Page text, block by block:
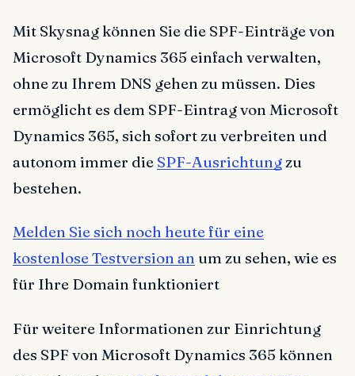
Mit Skysnag können Sie die SPF-Einträge von
Microsoft Dynamics 365 einfach verwalten,
ohne zu Ihrem DNS gehen zu müssen. Dies
ermöglicht es dem SPF-Eintrag von Microsoft
Dynamics 365, sich sofort zu verbreiten und
autonom immer die SPF-Ausrichtung zu
bestehen.
Melden Sie sich noch heute für eine
kostenlose Testversion an um zu sehen, wie es
für Ihre Domain funktioniert
Für weitere Informationen zur Einrichtung
des SPF von Microsoft Dynamics 365 können